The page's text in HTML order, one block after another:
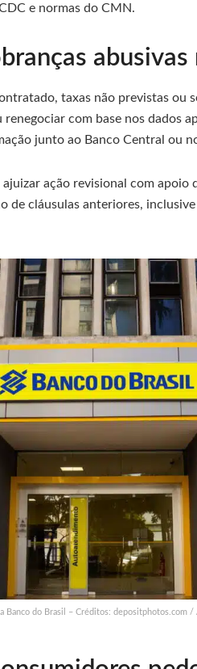
e normas do CMN.
abusivas
taxas não previstas ou
com base nos dados
junto ao Banco Central ou
ação revisional com apoio
de cláusulas anteriores,
Banco do Brasil – Créditos: depositphotos.com /